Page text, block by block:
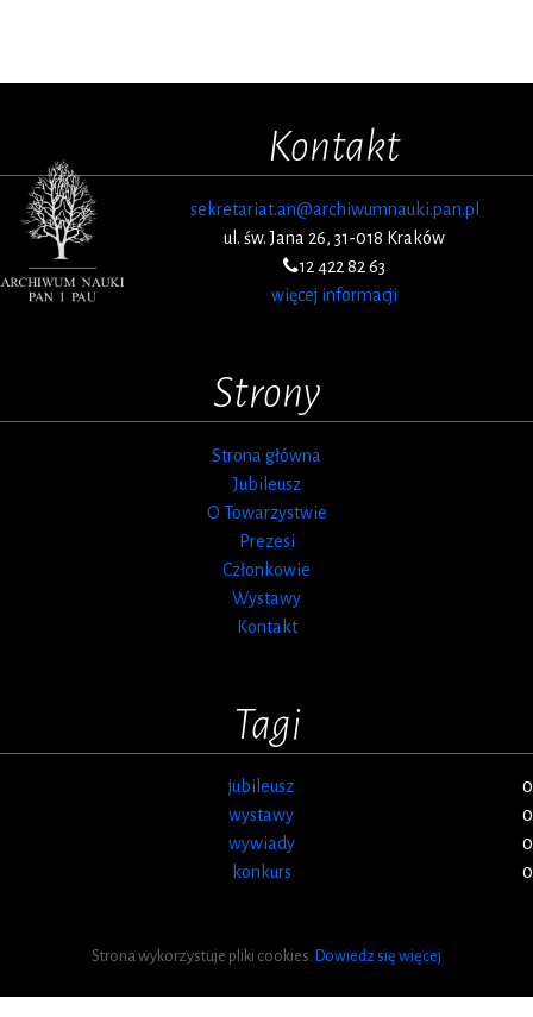
Kontakt
sekretariat.an@archiwumnauki.pan.pl
ul. św. Jana 26, 31-018 Kraków
12 422 82 63
więcej informacji
Strony
Strona główna
Jubileusz
O Towarzystwie
Prezesi
Członkowie
Wystawy
Kontakt
Tagi
jubileusz
0
wystawy
0
wywiady
0
konkurs
0
Strona wykorzystuje pliki cookies. Dowiedz się więcej